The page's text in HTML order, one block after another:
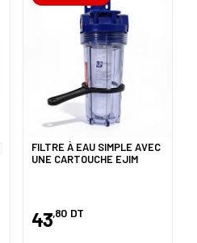
FILTRE À EAU SIMPLE AVEC
UNE CARTOUCHE EJIM
43,80 DT